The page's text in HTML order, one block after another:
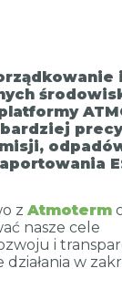
i
z Atmoterm
nasze cele
i
w